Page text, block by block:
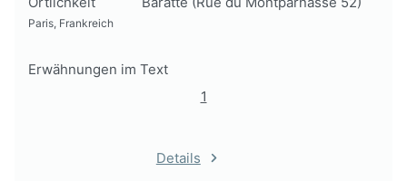
Paris, Frankreich
Erwähnungen im Text
1
Details